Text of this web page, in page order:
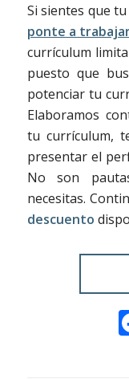
Si sientes que
ponte a
currículum
puesto que
potenciar tu
Elaboramos
tu currículum,
presentar el
No son
necesitas.
descuento